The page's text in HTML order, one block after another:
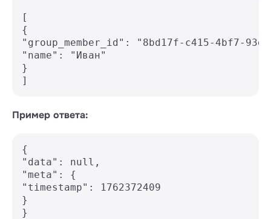
[
{
"group_member_id": "8bd17f-c415-4bf7-
"name": "Иван"
}
Пример ответа:
{
"data": null,
"meta": {
"timestamp": 1762372409
}